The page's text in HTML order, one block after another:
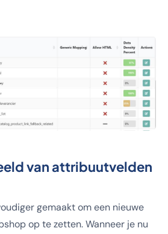
van attribuutvelden
gemaakt om een nieuwe
op te zetten. Wanneer je nu